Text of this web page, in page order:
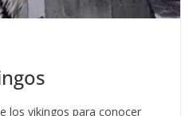
los vikingos para conocer